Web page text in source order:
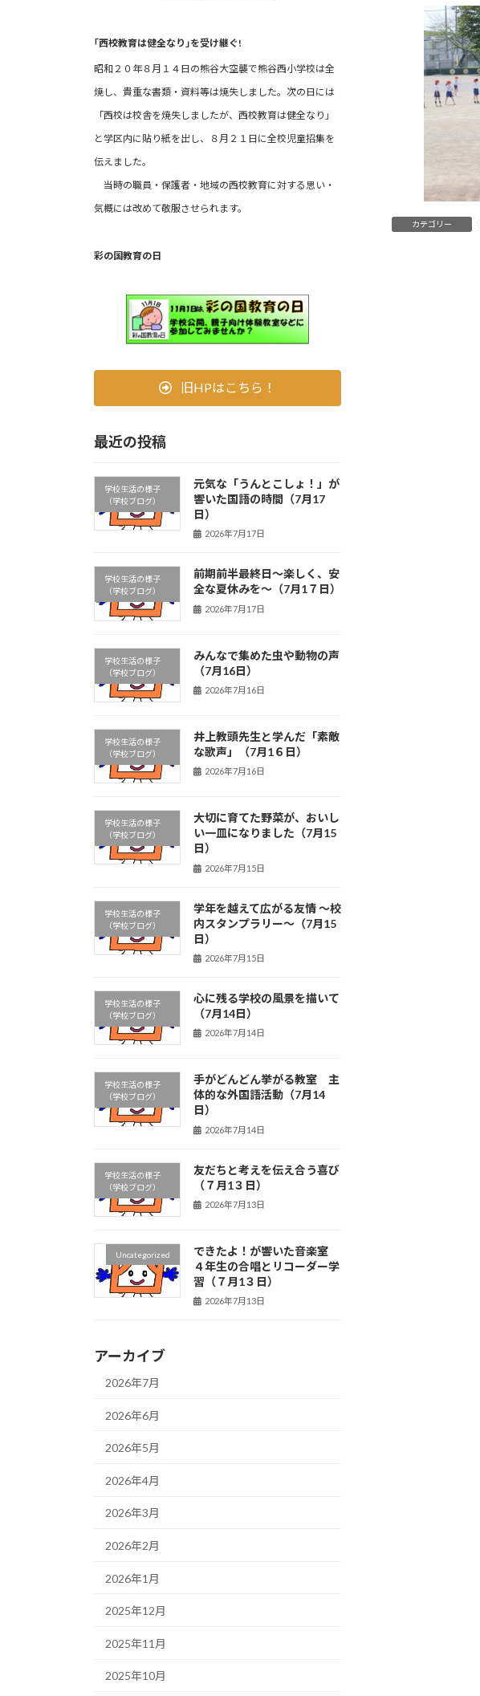
カテゴリー
｢西校教育は健全なり｣を受け継ぐ!
昭和２０年８月１４日の熊谷大空襲で熊谷西小学校は全
焼し、貴重な書類・資料等は焼失しました。次の日には
「西校は校舎を焼失しましたが、西校教育は健全なり」
と学区内に貼り紙を出し、８月２１日に全校児童招集を
伝えました。
当時の職員・保護者・地域の西校教育に対する思い・
気概には改めて敬服させられます。
彩の国教育の日
旧HPはこちら！
最近の投稿
学校生活の様子
（学校ブログ）
元気な「うんとこしょ！」が
響いた国語の時間（7月17
日）
2026年7月17日
学校生活の様子
（学校ブログ）
前期前半最終日～楽しく、安
全な夏休みを～（7月1７日）
2026年7月17日
学校生活の様子
（学校ブログ）
みんなで集めた虫や動物の声
（7月16日）
2026年7月16日
学校生活の様子
（学校ブログ）
井上教頭先生と学んだ「素敵
な歌声」（7月1６日）
2026年7月16日
学校生活の様子
（学校ブログ）
大切に育てた野菜が、おいし
い一皿になりました（7月15
日）
2026年7月15日
学校生活の様子
（学校ブログ）
学年を越えて広がる友情 ～校
内スタンプラリー～（7月15
日）
2026年7月15日
学校生活の様子
（学校ブログ）
心に残る学校の風景を描いて
（7月14日）
2026年7月14日
学校生活の様子
（学校ブログ）
手がどんどん挙がる教室 主
体的な外国語活動（7月14
日）
2026年7月14日
学校生活の様子
（学校ブログ）
友だちと考えを伝え合う喜び
（７月1３日）
2026年7月13日
Uncategorized
できたよ！が響いた音楽室
４年生の合唱とリコーダー学
習（７月1３日）
2026年7月13日
アーカイブ
2026年7月
2026年6月
2026年5月
2026年4月
2026年3月
2026年2月
2026年1月
2025年12月
2025年11月
2025年10月